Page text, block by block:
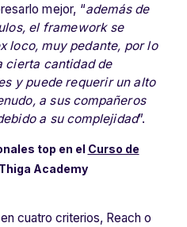
mejor, “además de
el framework se
loco, muy pedante, por lo
cierta cantidad de
y puede requerir un alto
a sus compañeros
a su complejidad”.
top en el Curso de
Academy
cuatro criterios, Reach o